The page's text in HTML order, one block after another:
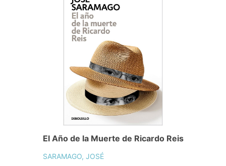
El Año de la Muerte de Ricardo Reis
SARAMAGO, JOSÉ